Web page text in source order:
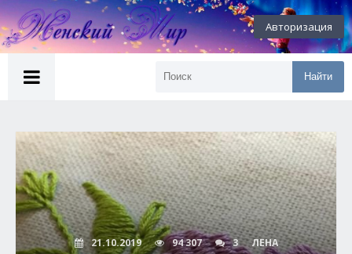
Авторизация
Найти
21.10.2019 94 307 3 ЛЕНА